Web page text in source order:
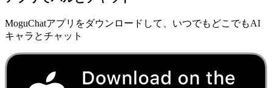
MoguChatアプリをダウンロードして、いつでもどこでもAI
キャラとチャット